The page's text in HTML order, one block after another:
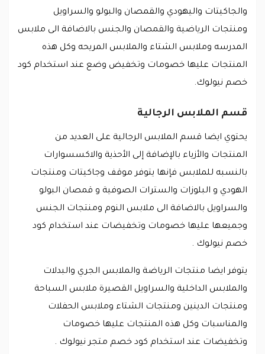
والجاكيتات واليهودي والقمصان والبولو والسراويل
ومنتجات الرياضية والقمصان والجنس بالاضافة الى ملابس
المدرسه وملابس الشتاء والملابس المريحه وكل هذه
المنتجات عليها خصومات وتخفيض وضع عند استخدام كود
خصم نيولوك.
قسم الملابس الرجالية
يحتوي ايضا قسم الملابس الرجالية على العديد من
المنتجات والأزياء بالإضافة إلى الأحذية والاكسسوارات
بالنسبه للملابس فإنها يتوفر موقف وجاكيتات ومنتجات
الهودي و البلوزات والسترات الصوفية و قمصان البولو
والسراويل بالاضافة الى ملابس النوم ومنتجات الجنس
وجميعها عليها خصومات وتخفيضات عند استخدام كود
خصم نيولوك .
يتوفر ايضا منتجات الرياضة والملابس الجري والبدلات
والملابس الداخلية والسراويل القصيرة ملابس السباحة
ومنتجات الدينين ومنتجات الشتاء وملابس الحفلات
والمناسبات وكل هذه المنتجات عليها خصومات
وتخفيضات عند استخدام كود خصم متجر نيولوك .